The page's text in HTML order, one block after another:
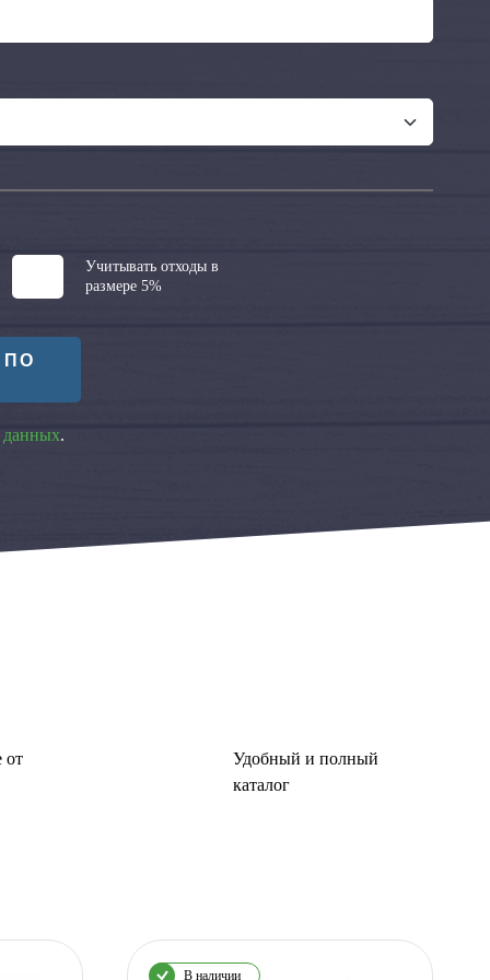
Учитывать отходы в
размере 5%
ПО
данных.
от
Удобный и полный
каталог
В наличии